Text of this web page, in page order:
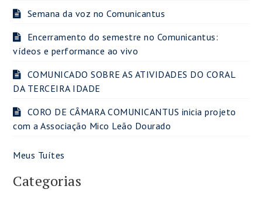
Semana da voz no Comunicantus
Encerramento do semestre no Comunicantus:
vídeos e performance ao vivo
COMUNICADO SOBRE AS ATIVIDADES DO CORAL
DA TERCEIRA IDADE
CORO DE CÂMARA COMUNICANTUS inicia projeto
com a Associação Mico Leão Dourado
Meus Tuítes
Categorias